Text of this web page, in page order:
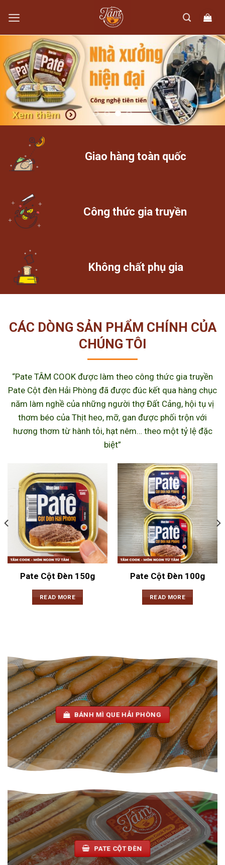
content
Giao hàng toàn quốc
Công thức gia truyền
Không chất phụ gia
CÁC DÒNG SẢN PHẨM CHÍNH CỦA
CHÚNG TÔI
“Pate TÂM COOK được làm theo công thức gia truyền
Pate Cột đèn Hải Phòng đã được đúc kết qua hàng chục
năm làm nghề của những người thợ Đất Cảng, hội tụ vị
thơm béo của Thịt heo, mỡ, gan được phối trộn với
hương thơm từ hành tỏi, hạt nêm… theo một tỷ lệ đặc
biệt”
Pate Cột Đèn 150g
READ MORE
Pate Cột Đèn 100g
READ MORE
BÁNH MÌ QUE HẢI PHÒNG
PATE CỘT ĐÈN